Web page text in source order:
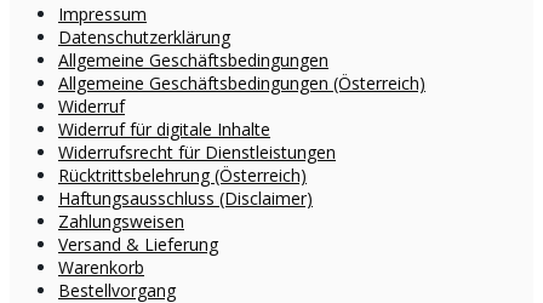
Impressum
Datenschutzerklärung
Allgemeine Geschäftsbedingungen
Allgemeine Geschäftsbedingungen (Österreich)
Widerruf
Widerruf für digitale Inhalte
Widerrufsrecht für Dienstleistungen
Rücktrittsbelehrung (Österreich)
Haftungsausschluss (Disclaimer)
Zahlungsweisen
Versand & Lieferung
Warenkorb
Bestellvorgang